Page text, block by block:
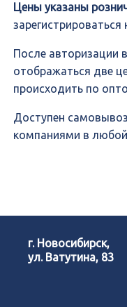
Цены указаны
После авторизации
отображаться две
происходить по
Доступен
компаниями в любой
г. Новосибирск,
ул. Ватутина, 83